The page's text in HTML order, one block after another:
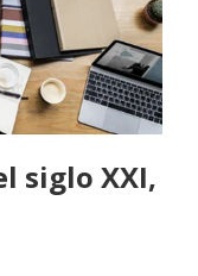
siglo XXI,